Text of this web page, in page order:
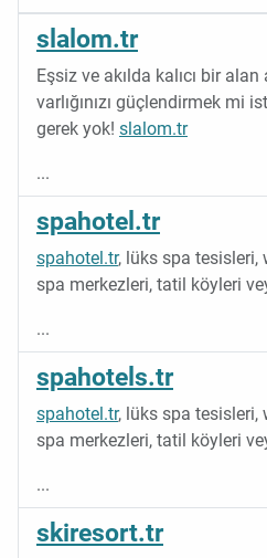
slalom.tr
Eşsiz ve akılda kalıcı bir
varlığınızı güçlendirmek mi
gerek yok! slalom.tr
...
spahotel.tr
spahotel.tr, lüks spa tesisleri,
spa merkezleri, tatil köyleri
...
spahotels.tr
spahotel.tr, lüks spa tesisleri,
spa merkezleri, tatil köyleri
...
skiresort.tr